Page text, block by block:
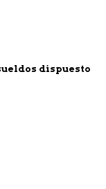
dispuesto